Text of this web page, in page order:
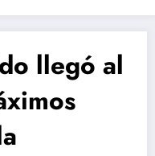
llegó al